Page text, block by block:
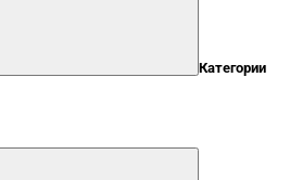
Категории